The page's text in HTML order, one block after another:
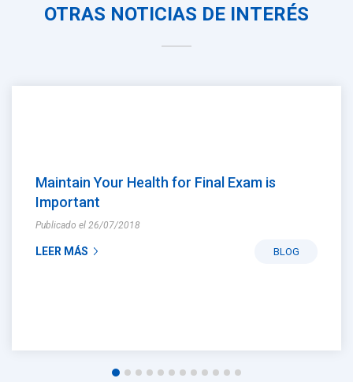
OTRAS NOTICIAS DE INTERÉS
Maintain Your Health for Final Exam is
Important
Publicado el 26/07/2018
LEER MÁS BLOG